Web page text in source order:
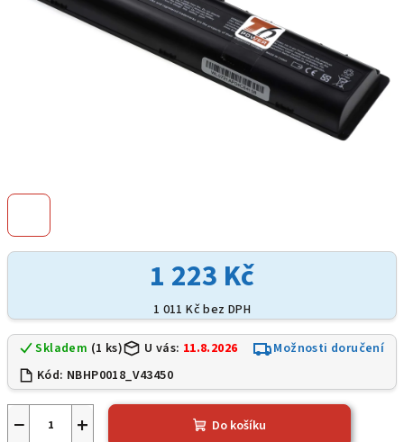
1 223 Kč
1 011 Kč bez DPH
Skladem (1 ks) U vás: 11.8.2026
Možnosti doručení
Kód: NBHP0018_V43450
+
− Do košíku